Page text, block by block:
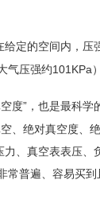
给定的空间内，压
气压强约101KPa
空度”，也是最科学
、绝对真空度、绝
力、真空表表压、
常普遍、容易买到